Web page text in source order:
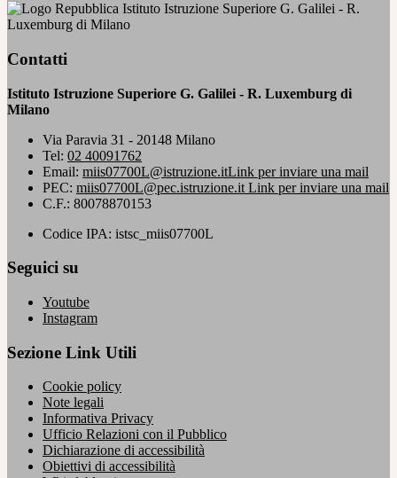
Istituto Istruzione Superiore G. Galilei - R.
Luxemburg di Milano
Contatti
Istituto Istruzione Superiore G. Galilei - R. Luxemburg di
Milano
Via Paravia 31 - 20148 Milano
Tel: 02 40091762
Email: miis07700L@istruzione.itLink per inviare una mail
PEC: miis07700L@pec.istruzione.it Link per inviare una mail
C.F.: 80078870153
Codice IPA: istsc_miis07700L
Seguici su
Youtube
Instagram
Sezione Link Utili
Cookie policy
Note legali
Informativa Privacy
Ufficio Relazioni con il Pubblico
Dichiarazione di accessibilità
Obiettivi di accessibilità